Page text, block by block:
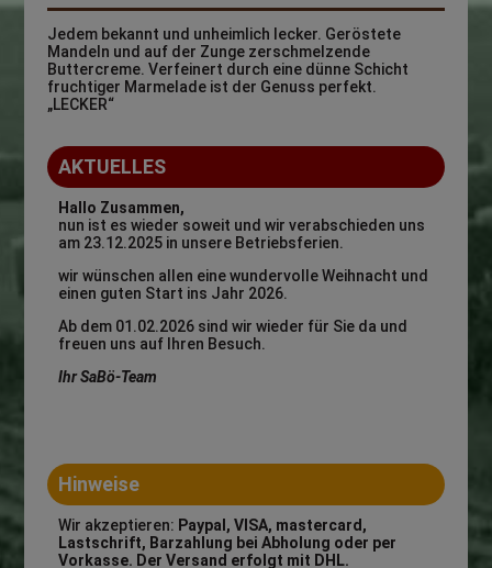
Jedem bekannt und unheimlich lecker. Geröstete
Mandeln und auf der Zunge zerschmelzende
Buttercreme. Verfeinert durch eine dünne Schicht
fruchtiger Marmelade ist der Genuss perfekt.
„LECKER“
AKTUELLES
Hallo Zusammen,
nun ist es wieder soweit und wir verabschieden uns
am 23.12.2025 in unsere Betriebsferien.
wir wünschen allen eine wundervolle Weihnacht und
einen guten Start ins Jahr 2026.
Ab dem 01.02.2026 sind wir wieder für Sie da und
freuen uns auf Ihren Besuch.
Ihr SaBö-Team
Hinweise
Wir akzeptieren: Paypal, VISA, mastercard,
Lastschrift, Barzahlung bei Abholung oder per
Vorkasse. Der Versand erfolgt mit DHL.